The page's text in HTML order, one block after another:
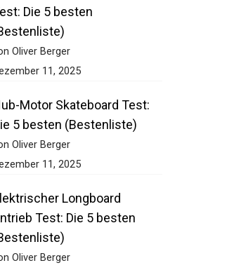
Die 5 besten
Oliver Berger
11, 2025
Motor Skateboard Test:
5 besten (Bestenliste)
Oliver Berger
11, 2025
Longboard
Test: Die 5 besten
Oliver Berger